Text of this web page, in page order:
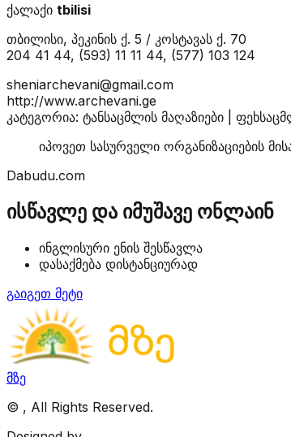
ქალაქი tbilisi
თბილისი, პეკინის ქ. 5 / კოსტავას ქ. 70
204 41 44, (593) 11 11 44, (577) 103 124
sheniarchevani@gmail.com
http://www.archevani.ge
კატეგორია: ტანსაცმლის მაღაზიები |
იპოვეთ სასურველი ორგანიზაციების
Dabudu.com
ისწავლე და იმუშავე ონლაინ
ინგლისური ენის შესწავლა
დასაქმება დისტანციურად
გაიგეთ მეტი
მზე
© , All Rights Reserved.